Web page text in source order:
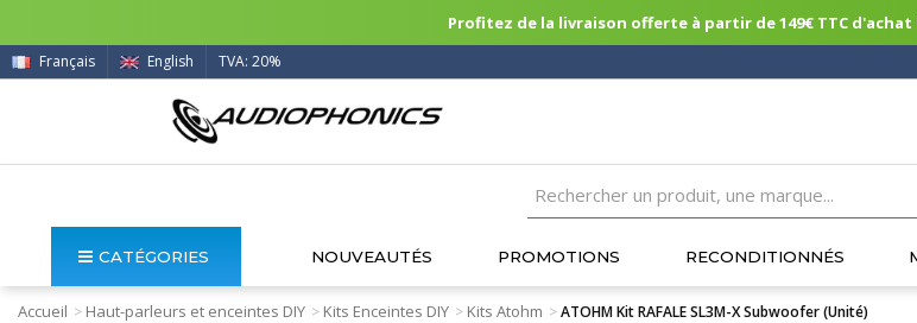
Profitez de la livraison offerte à partir de 149€ TTC
Français English TVA: 20%
CATÉGORIES NOUVEAUTÉS PROMOTIONS RECONDITIONNÉS
Accueil > Haut-parleurs et enceintes DIY > Kits Enceintes DIY > Kits Atohm >ATOHM Kit RAFALE SL3M-X Subwoofer (Unité)